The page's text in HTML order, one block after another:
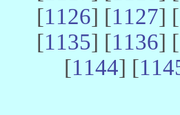
[1126] [1127] [
[1135] [1136] [
[1144] [